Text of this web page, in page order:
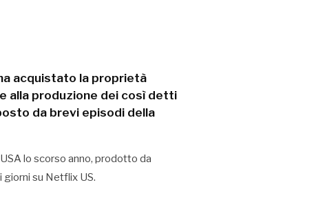
acquistato la proprietà
alla produzione dei così detti
da brevi episodi della
lo scorso anno, prodotto da
su Netflix US.